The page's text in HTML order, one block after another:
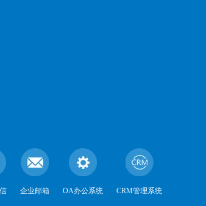
企业邮箱 OA办公系统 CRM管理系统